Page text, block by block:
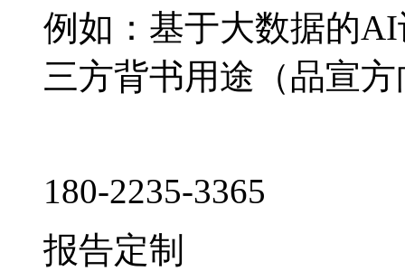
例如：基于大数据的
三方背书用途（品宣
180-2235-3365
报告定制